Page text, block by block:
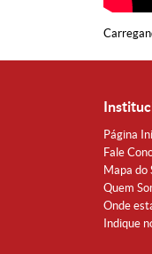
Página
Fale
Mapa do
Quem
Onde
Indique